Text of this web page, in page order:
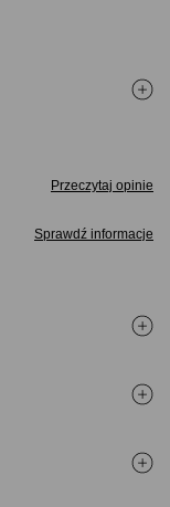
Przeczytaj opinie
Sprawdź informacje